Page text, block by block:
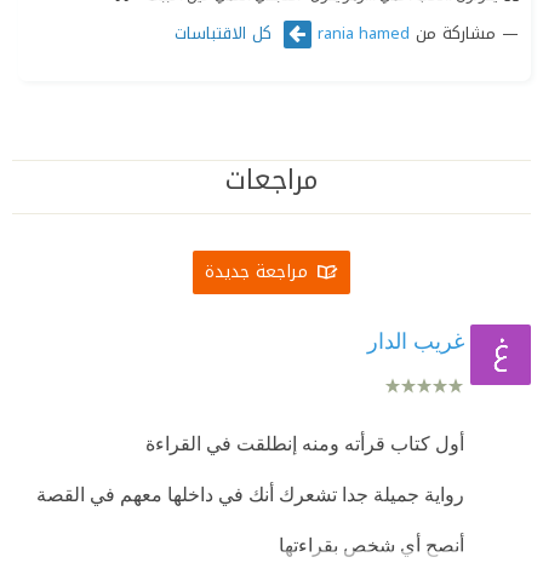
مشاركة من rania hamed كل الاقتباسات
مراجعات
مراجعة جديدة
غريب الدار
أول كتاب قرأته ومنه إنطلقت في القراءة
رواية جميلة جدا تشعرك أنك في داخلها معهم في القصة
أنصح أي شخص بقراءتها